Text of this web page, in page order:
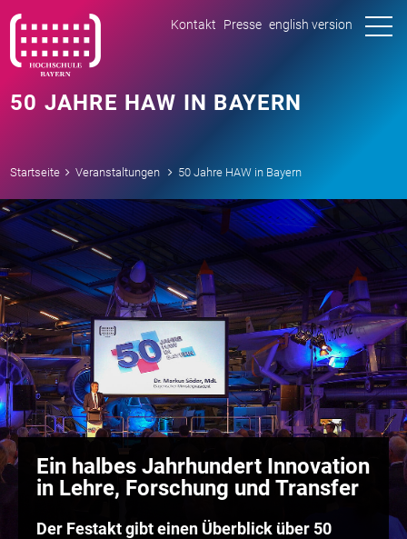
Kontakt Presse english version
50 JAHRE HAW IN BAYERN
Startseite Veranstaltungen 50 Jahre HAW in Bayern
Ein halbes Jahrhundert Innovation
in Lehre, Forschung und Transfer
Der Festakt gibt einen Überblick über 50